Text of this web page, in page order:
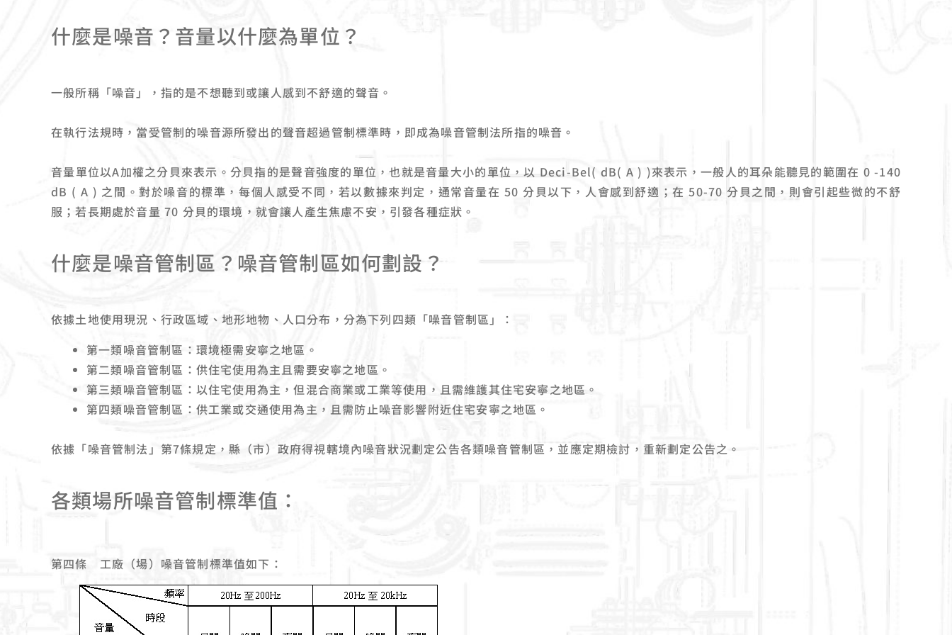
什麼是噪音？音量以什麼為單位？
一般所稱「噪音」，指的是不想聽到或讓人感到不舒適的聲音。
在執行法規時，當受管制的噪音源所發出的聲音超過管制標準時，即成為噪音管制法所指的噪音。
音量單位以A加權之分貝來表示。分貝指的是聲音強度的單位，也就是音量大小的單位，以 Deci-Bel( dB( A ) )來表示，一般人的耳朵能聽見的範圍在 0 -140
dB ( A ) 之間。對於噪音的標準，每個人感受不同，若以數據來判定，通常音量在 50 分貝以下，人會感到舒適；在 50-70 分貝之間，則會引起些微的不舒
服；若長期處於音量 70 分貝的環境，就會讓人產生焦慮不安，引發各種症狀。
什麼是噪音管制區？噪音管制區如何劃設？
依據土地使用現況、行政區域、地形地物、人口分布，分為下列四類「噪音管制區」：
第一類噪音管制區：環境極需安寧之地區。
第二類噪音管制區：供住宅使用為主且需要安寧之地區。
第三類噪音管制區：以住宅使用為主，但混合商業或工業等使用，且需維護其住宅安寧之地區。
第四類噪音管制區：供工業或交通使用為主，且需防止噪音影響附近住宅安寧之地區。
依據「噪音管制法」第7條規定，縣（市）政府得視轄境內噪音狀況劃定公告各類噪音管制區，並應定期檢討，重新劃定公告之。
各類場所噪音管制標準值：
第四條 工廠（場）噪音管制標準值如下：